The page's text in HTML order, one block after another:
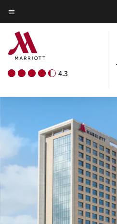
Skip
to
main
content
菜单文本
4.3